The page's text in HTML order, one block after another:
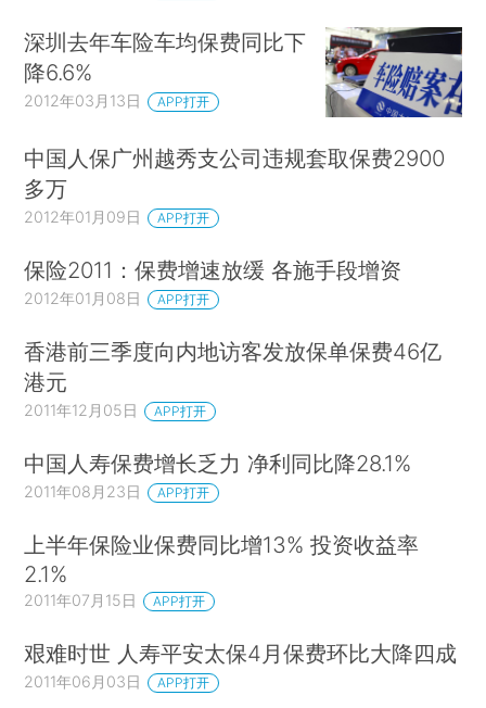
深圳去年车险车均保费同比下
降6.6%
2012年03月13日 APP打开
中国人保广州越秀支公司违规套取保费2900
多万
2012年01月09日 APP打开
保险2011：保费增速放缓 各施手段增资
2012年01月08日 APP打开
香港前三季度向内地访客发放保单保费46亿
港元
2011年12月05日 APP打开
中国人寿保费增长乏力 净利同比降28.1%
2011年08月23日 APP打开
上半年保险业保费同比增13% 投资收益率
2.1%
2011年07月15日 APP打开
艰难时世 人寿平安太保4月保费环比大降四成
2011年06月03日 APP打开